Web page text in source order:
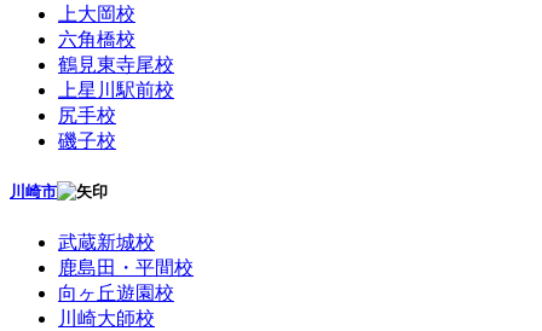
上大岡校
六角橋校
鶴見東寺尾校
上星川駅前校
尻手校
磯子校
川崎市
武蔵新城校
鹿島田・平間校
向ヶ丘遊園校
川崎大師校